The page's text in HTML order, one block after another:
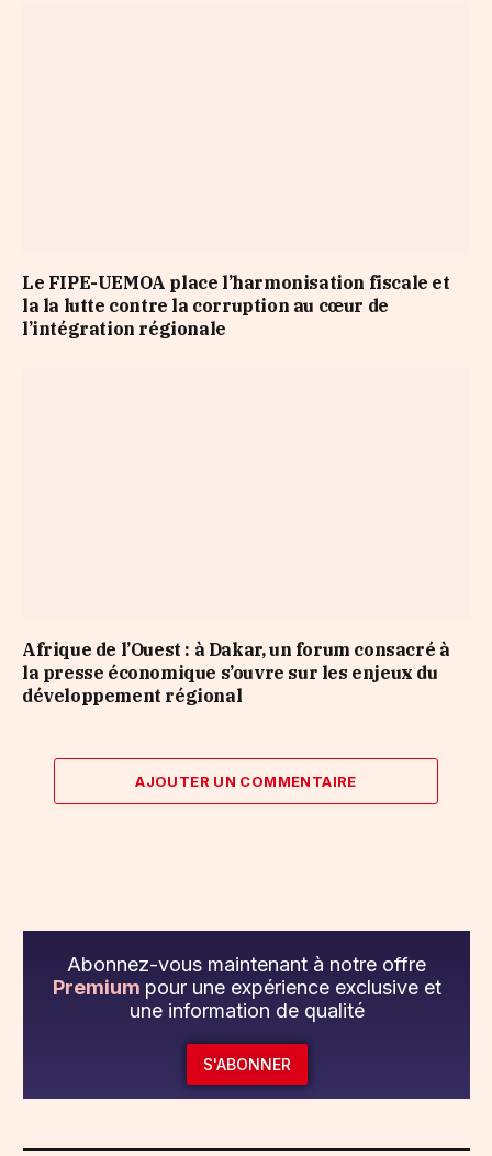
Le FIPE-UEMOA place l’harmonisation fiscale et
la la lutte contre la corruption au cœur de
l’intégration régionale
Afrique de l’Ouest : à Dakar, un forum consacré à
la presse économique s’ouvre sur les enjeux du
développement régional
AJOUTER UN COMMENTAIRE
Abonnez-vous maintenant à notre offre
Premium pour une expérience exclusive et
une information de qualité
S'ABONNER